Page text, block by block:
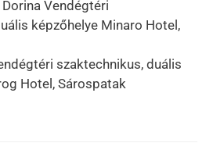
Vendégtéri
képzőhelye Minaro Hotel,
szaktechnikus, duális
Hotel, Sárospatak